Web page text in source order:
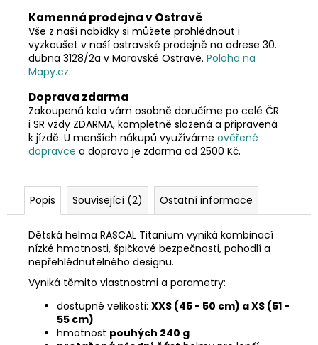
Kamenná prodejna v Ostravě
Vše z naší nabídky si můžete prohlédnout i
vyzkoušet v naší ostravské prodejně na adrese 30.
dubna 3128/2a v Moravské Ostravě. Poloha na
Mapy.cz.
Doprava zdarma
Zakoupená kola vám osobně doručíme po celé ČR
i SR vždy ZDARMA, kompletně složená a připravená
k jízdě. U menších nákupů využíváme ověřené
dopravce a doprava je zdarma od 2500 Kč.
Popis Související (2) Ostatní informace
Dětská helma RASCAL Titanium vyniká kombinací
nízké hmotnosti, špičkové bezpečnosti, pohodlí a
nepřehlédnutelného designu.
Vyniká těmito vlastnostmi a parametry:
dostupné velikosti: XXS (45 - 50 cm) a XS (51 -
55 cm)
hmotnost pouhých 240 g